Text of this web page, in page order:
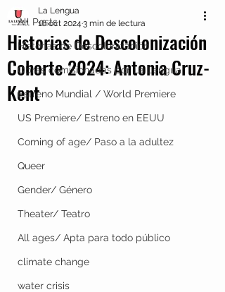
All Posts
Historias de Descolonización
Obras comisionadas por La Lengua
Estreno Mundial / World Premiere
US Premiere/ Estreno en EEUU
Coming of age/ Paso a la adultez
Queer
Gender/ Género
Theater/ Teatro
All ages/ Apta para todo público
climate change
water crisis
Historias de Descolonización
Cohorte 2024: Antonia Cruz-
Kent
La Lengua
16 oct 2024 3 min de lectura